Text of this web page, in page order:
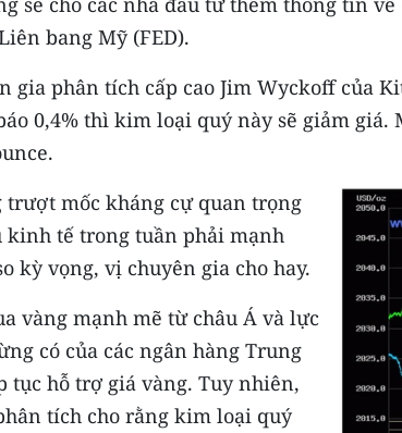
bang Mỹ (FED).
gia phân tích cấp cao Jim Wyckoff của
0,4% thì kim loại quý này sẽ giảm giá.
trượt mốc kháng cự quan trọng
kinh tế trong tuần phải mạnh
kỳ vọng, vị chuyên gia cho hay.
vàng mạnh mẽ từ châu Á và lực
có của các ngân hàng Trung
tục hỗ trợ giá vàng. Tuy nhiên,
tích cho rằng kim loại quý